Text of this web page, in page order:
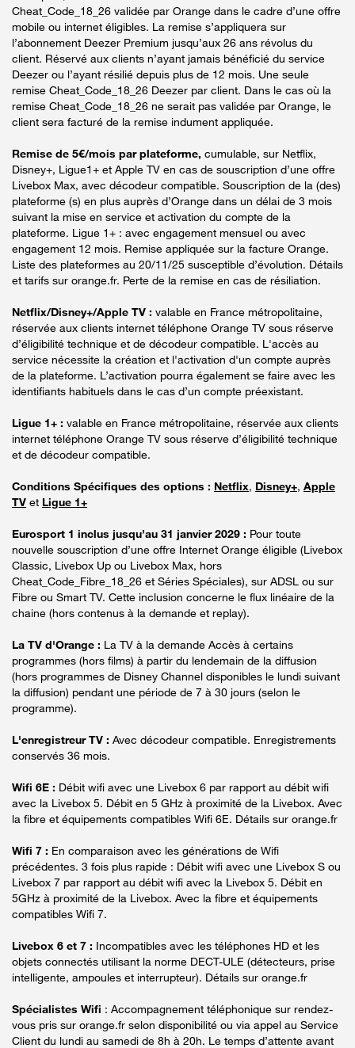
Cheat_Code_18_26 validée par Orange dans le cadre d’une offre
mobile ou internet éligibles. La remise s’appliquera sur
l’abonnement Deezer Premium jusqu’aux 26 ans révolus du
client. Réservé aux clients n’ayant jamais bénéficié du service
Deezer ou l’ayant résilié depuis plus de 12 mois. Une seule
remise Cheat_Code_18_26 Deezer par client. Dans le cas où la
remise Cheat_Code_18_26 ne serait pas validée par Orange, le
client sera facturé de la remise indument appliquée.
Remise de 5€/mois par plateforme, cumulable, sur Netflix,
Disney+, Ligue1+ et Apple TV en cas de souscription d’une offre
Livebox Max, avec décodeur compatible. Souscription de la (des)
plateforme (s) en plus auprès d’Orange dans un délai de 3 mois
suivant la mise en service et activation du compte de la
plateforme. Ligue 1+ : avec engagement mensuel ou avec
engagement 12 mois. Remise appliquée sur la facture Orange.
Liste des plateformes au 20/11/25 susceptible d’évolution. Détails
et tarifs sur orange.fr. Perte de la remise en cas de résiliation.
Netflix/Disney+/Apple TV : valable en France métropolitaine,
réservée aux clients internet téléphone Orange TV sous réserve
d’éligibilité technique et de décodeur compatible. L'accès au
service nécessite la création et l'activation d'un compte auprès
de la plateforme. L’activation pourra également se faire avec les
identifiants habituels dans le cas d’un compte préexistant.
Ligue 1+ : valable en France métropolitaine, réservée aux clients
internet téléphone Orange TV sous réserve d’éligibilité technique
et de décodeur compatible.
Conditions Spécifiques des options : Netflix, Disney+, Apple
TV et Ligue 1+
Eurosport 1 inclus jusqu’au 31 janvier 2029 : Pour toute
nouvelle souscription d’une offre Internet Orange éligible (Livebox
Classic, Livebox Up ou Livebox Max, hors
Cheat_Code_Fibre_18_26 et Séries Spéciales), sur ADSL ou sur
Fibre ou Smart TV. Cette inclusion concerne le flux linéaire de la
chaine (hors contenus à la demande et replay).
La TV d'Orange : La TV à la demande Accès à certains
programmes (hors films) à partir du lendemain de la diffusion
(hors programmes de Disney Channel disponibles le lundi suivant
la diffusion) pendant une période de 7 à 30 jours (selon le
programme).
L'enregistreur TV : Avec décodeur compatible. Enregistrements
conservés 36 mois.
Wifi 6E : Débit wifi avec une Livebox 6 par rapport au débit wifi
avec la Livebox 5. Débit en 5 GHz à proximité de la Livebox. Avec
la fibre et équipements compatibles Wifi 6E. Détails sur orange.fr
Wifi 7 : En comparaison avec les générations de Wifi
précédentes. 3 fois plus rapide : Débit wifi avec une Livebox S ou
Livebox 7 par rapport au débit wifi avec la Livebox 5. Débit en
5GHz à proximité de la Livebox. Avec la fibre et équipements
compatibles Wifi 7.
Livebox 6 et 7 : Incompatibles avec les téléphones HD et les
objets connectés utilisant la norme DECT-ULE (détecteurs, prise
intelligente, ampoules et interrupteur). Détails sur orange.fr
Spécialistes Wifi : Accompagnement téléphonique sur rendez-
vous pris sur orange.fr selon disponibilité ou via appel au Service
Client du lundi au samedi de 8h à 20h. Le temps d’attente avant